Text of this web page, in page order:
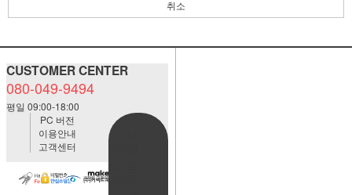
취소
CUSTOMER CENTER
080-049-9494
평일 09:00-18:00
PC 버전
이용안내
고객센터